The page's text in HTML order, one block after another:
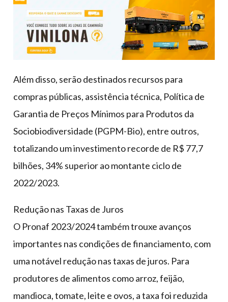
Além disso, serão destinados recursos para
compras públicas, assistência técnica, Política de
Garantia de Preços Mínimos para Produtos da
Sociobiodiversidade (PGPM-Bio), entre outros,
totalizando um investimento recorde de R$ 77,7
bilhões, 34% superior ao montante ciclo de
2022/2023.
Redução nas Taxas de Juros
O Pronaf 2023/2024 também trouxe avanços
importantes nas condições de financiamento, com
uma notável redução nas taxas de juros. Para
produtores de alimentos como arroz, feijão,
mandioca, tomate, leite e ovos, a taxa foi reduzida